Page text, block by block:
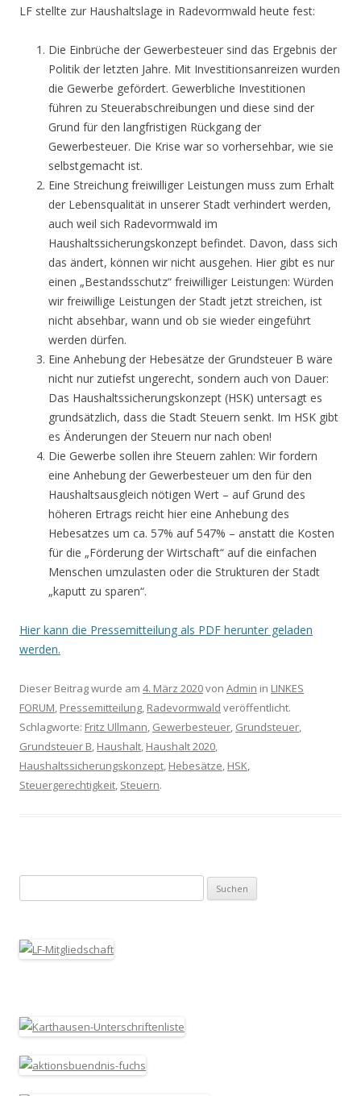
LF stellte zur Haushaltslage in Radevormwald heute fest:
Die Einbrüche der Gewerbesteuer sind das Ergebnis der
Politik der letzten Jahre. Mit Investitionsanreizen wurden
die Gewerbe gefördert. Gewerbliche Investitionen
führen zu Steuerabschreibungen und diese sind der
Grund für den langfristigen Rückgang der
Gewerbesteuer. Die Krise war so vorhersehbar, wie sie
selbstgemacht ist.
Eine Streichung freiwilliger Leistungen muss zum Erhalt
der Lebensqualität in unserer Stadt verhindert werden,
auch weil sich Radevormwald im
Haushaltssicherungskonzept befindet. Davon, dass sich
das ändert, können wir nicht ausgehen. Hier gibt es nur
einen „Bestandsschutz“ freiwilliger Leistungen: Würden
wir freiwillige Leistungen der Stadt jetzt streichen, ist
nicht absehbar, wann und ob sie wieder eingeführt
werden dürfen.
Eine Anhebung der Hebesätze der Grundsteuer B wäre
nicht nur zutiefst ungerecht, sondern auch von Dauer:
Das Haushaltssicherungskonzept (HSK) untersagt es
grundsätzlich, dass die Stadt Steuern senkt. Im HSK gibt
es Änderungen der Steuern nur nach oben!
Die Gewerbe sollen ihre Steuern zahlen: Wir fordern
eine Anhebung der Gewerbesteuer um den für den
Haushaltsausgleich nötigen Wert – auf Grund des
höheren Ertrags reicht hier eine Anhebung des
Hebesatzes um ca. 57% auf 547% – anstatt die Kosten
für die „Förderung der Wirtschaft“ auf die einfachen
Menschen umzulasten oder die Strukturen der Stadt
„kaputt zu sparen“.
Hier kann die Pressemitteilung als PDF herunter geladen
werden.
Dieser Beitrag wurde am 4. März 2020von Admin in LINKES
FORUM, Pressemitteilung, Radevormwald veröffentlicht.
Schlagworte: Fritz Ullmann, Gewerbesteuer, Grundsteuer,
Grundsteuer B, Haushalt, Haushalt 2020,
Haushaltssicherungskonzept, Hebesätze, HSK,
Steuergerechtigkeit, Steuern.